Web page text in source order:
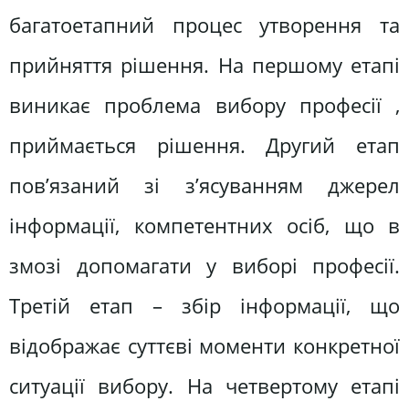
багатоетапний процес утворення та
прийняття рішення. На першому етапі
виникає проблема вибору професії ,
приймається рішення. Другий етап
пов’язаний зі з’ясуванням джерел
інформації, компетентних осіб, що в
змозі допомагати у виборі професії.
Третій етап – збір інформації, що
відображає суттєві моменти конкретної
ситуації вибору. На четвертому етапі